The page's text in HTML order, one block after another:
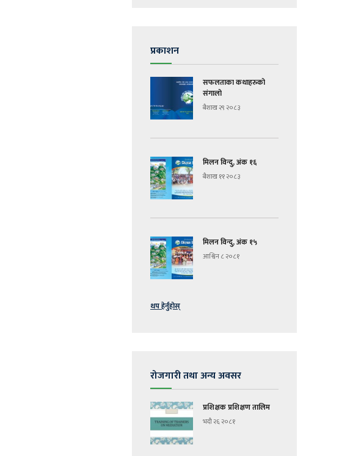
प्रकाशन
सफलताका कथाहरुको
संगालो
बैशाख २९ २०८३
मिलन विन्दु, अंक १६
बैशाख ११ २०८३
मिलन विन्दु, अंक १५
आश्विन ८ २०८१
थप हेर्नुहोस्
रोजगारी तथा अन्य अवसर
प्रशिक्षक प्रशिक्षण तालिम
भदौ २६ २०८१